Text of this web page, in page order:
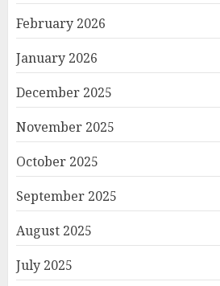
February 2026
January 2026
December 2025
November 2025
October 2025
September 2025
August 2025
July 2025